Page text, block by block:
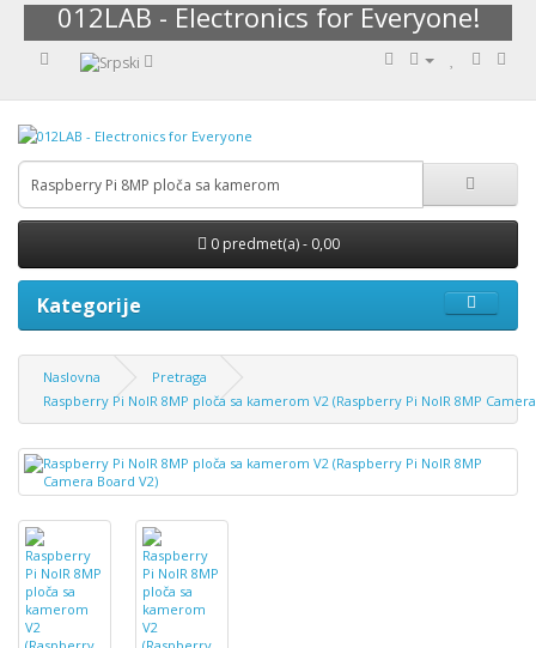
012LAB - Electronics for Everyone!
0 predmet(a) - 0,00
Kategorije
Naslovna
Pretraga
Raspberry Pi NoIR 8MP ploča sa kamerom V2 (Raspberry Pi NoIR 8MP